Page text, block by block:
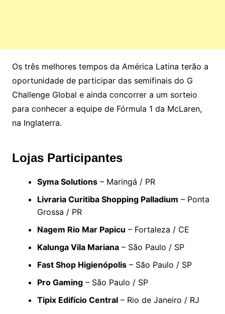
Os três melhores tempos da América Latina terão a
oportunidade de participar das semifinais do G
Challenge Global e ainda concorrer a um sorteio
para conhecer a equipe de Fórmula 1 da McLaren,
na Inglaterra.
Lojas Participantes
Syma Solutions– Maringá / PR
Livraria Curitiba Shopping Palladium – Ponta
Grossa / PR
Nagem Rio Mar Papicu – Fortaleza / CE
Kalunga Vila Mariana– São Paulo / SP
Fast Shop Higienópolis– São Paulo / SP
Pro Gaming– São Paulo / SP
Tipix Edifício Central– Rio de Janeiro / RJ